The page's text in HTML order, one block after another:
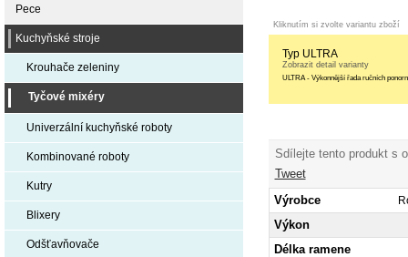
Kliknutím si zvolte variantu zboží
Typ ULTRA
Zobrazit detail varianty
ULTRA - Výkonnější řada ručních
Sdílejte tento produkt s
Tweet
Výrobce
Výkon
Délka ramene
Pece
Kuchyňské stroje
Krouhače zeleniny
Tyčové mixéry
Univerzální kuchyňské roboty
Kombinované roboty
Kutry
Blixery
Odšťavňovače